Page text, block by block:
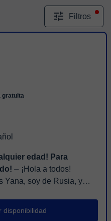
Filtros
gratuita
edad! Para
⏤ ¡Hola a todos!
disponibilidad